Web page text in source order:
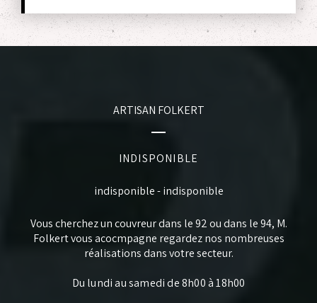
ARTISAN FOLKERT
INDISPONIBLE
indisponible-indisponible
Vous cherchez uncouvreur dans le 92ou dans le 94, M.
Folkert vous acocmpagne regardez nos nombreuses
réalisations dans votre secteur.
Du lundi au samedi de 8h00 à 18h00